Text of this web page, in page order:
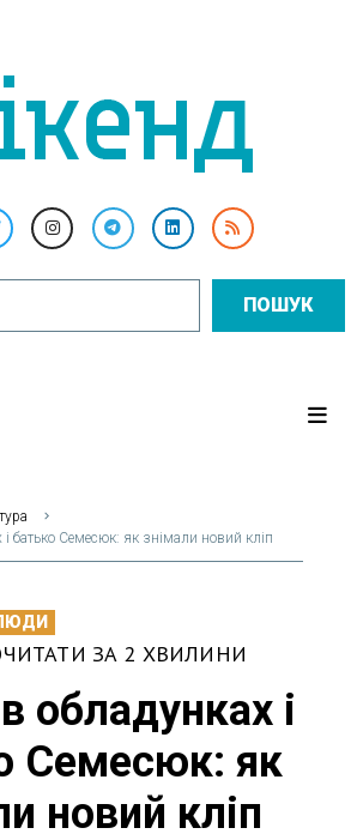
ПОШУК
і батько Семесюк: як знімали новий кліп
ЗА 2 ХВИЛИНИ
обладунках і
Семесюк: як
новий кліп